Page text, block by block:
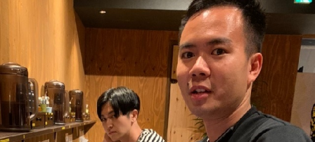
ら、
参
考
に！
【株
式